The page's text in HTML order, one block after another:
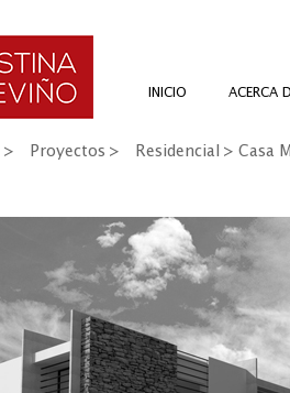
INICIO ACERCA
> Proyectos > Residencial > Casa